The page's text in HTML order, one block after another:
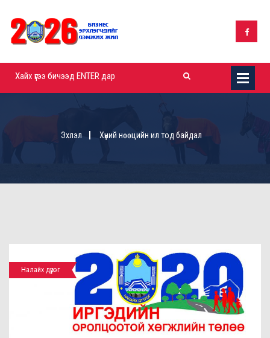
Эхлэл Хүний нөөцийн ил тод байдал
Налайх дүүрэг